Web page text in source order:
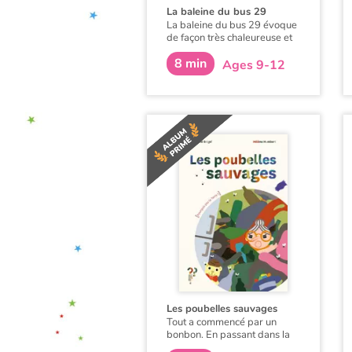
La baleine du bus 29
La baleine du bus 29 évoque
de façon très chaleureuse et
poétique le regard d'une
petite fille sur une femme
truculente et émouvante
yeux de la petite fille, cette
femme ressemble à une
baleine échouée sur le
trottoir. En créant cette
histoire, où l'un des deux
personnages est une SDF,
l'auteur parvient à réaliser un
livre très attachant, riche de
tendresse, de poésie,
d'imagination, d'humour et
d'émotion.
8 min Ages 9-12
Les poubelles sauvages
Tout a commencé par un
bonbon. En passant dans la
rue Dici, monsieur Dubalai,